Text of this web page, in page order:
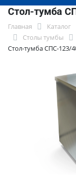
Стол-тумба
Главная Каталог
Столы тумбы
Стол-тумба СПС-123/